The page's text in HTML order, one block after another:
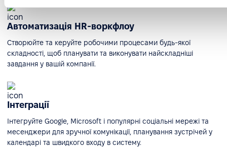
Автоматизація HR-воркфлоу
Створюйте та керуйте робочими процесами будь-якої
складності, щоб планувати та виконувати найскладніші
завдання у вашій компанії.
Інтеграції
Інтегруйте Google, Microsoft і популярні соціальні мережі та
месенджери для зручної комунікації, планування зустрічей у
календарі та швидкого входу в систему.